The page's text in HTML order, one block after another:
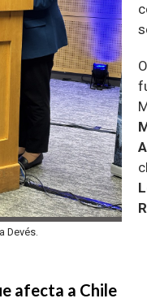
Devés.
afecta a Chile